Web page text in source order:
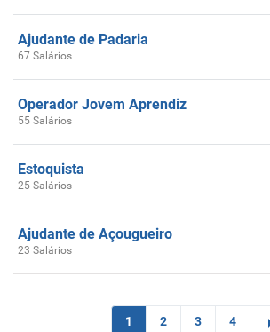
Ajudante de Padaria
67 Salários
Operador Jovem Aprendiz
55 Salários
Estoquista
25 Salários
Ajudante de Açougueiro
23 Salários
1 2 3 4